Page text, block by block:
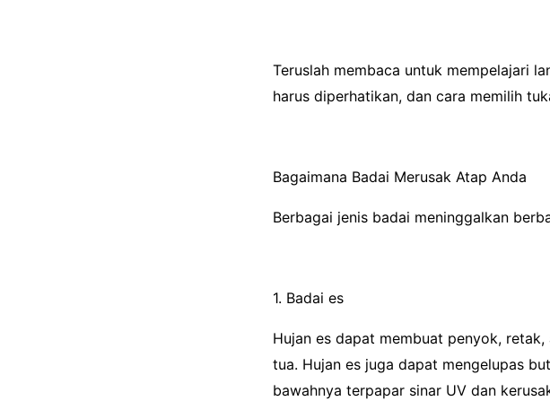
Teruslah membaca untuk mempelajari
harus diperhatikan, dan cara memilih
Bagaimana Badai Merusak Atap Anda
Berbagai jenis badai meninggalkan
1. Badai es
Hujan es dapat membuat penyok,
tua. Hujan es juga dapat mengelupas
bawahnya terpapar sinar UV dan